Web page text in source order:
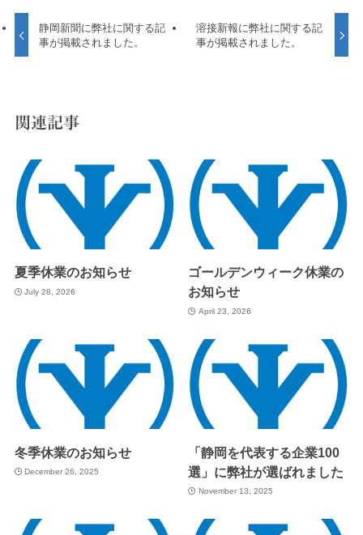
静岡新聞に弊社に関する記
事が掲載されました。
溶接新報に弊社に関する記
事が掲載されました。
関連記事
夏季休業のお知らせ
July 28, 2026
ゴールデンウィーク休業の
お知らせ
April 23, 2026
冬季休業のお知らせ
December 26, 2025
「静岡を代表する企業100
選」に弊社が選ばれました
November 13, 2025